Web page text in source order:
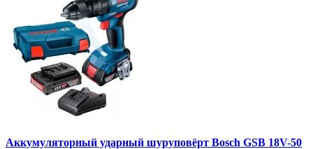
Аккумуляторный ударный шуруповёрт Bosch GSB 18V-50